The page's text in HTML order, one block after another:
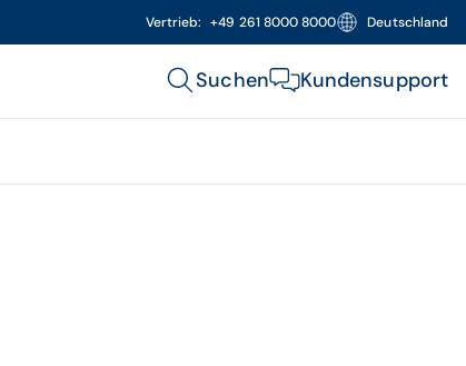
Vertrieb: +49 261 8000 8000 Deutschland
Suchen Kundensupport